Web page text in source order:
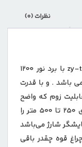
نظرات (0)
چراغ قوه زومدار اسمال سان مدل zy-t273 با برد نور 1200
نوردهی می باشد . و با قدرت
با قابلیت زوم که واضح
1200 متر رو میزند و در حالت پخش نوری 250 تا 500 متر را
شارژ می‌باشد
قوه چقدر باقی